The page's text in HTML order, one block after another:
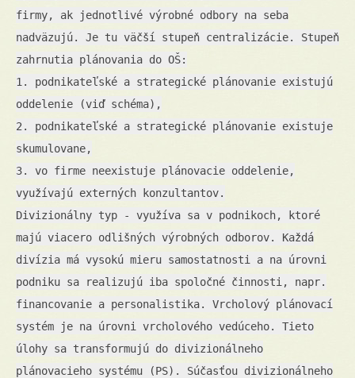
firmy, ak jednotlivé výrobné odbory na seba
nadväzujú. Je tu väčší stupeň centralizácie. Stupeň
zahrnutia plánovania do OŠ:
1. podnikateľské a strategické plánovanie existujú
oddelenie (viď schéma),
2. podnikateľské a strategické plánovanie existuje
skumulovane,
3. vo firme neexistuje plánovacie oddelenie,
využívajú externých konzultantov.
Divizionálny typ - využíva sa v podnikoch, ktoré
majú viacero odlišných výrobných odborov. Každá
divízia má vysokú mieru samostatnosti a na úrovni
podniku sa realizujú iba spoločné činnosti, napr.
financovanie a personalistika. Vrcholový plánovací
systém je na úrovni vrcholového vedúceho. Tieto
úlohy sa transformujú do divizionálneho
plánovacieho systému (PS). Súčasťou divizionálneho